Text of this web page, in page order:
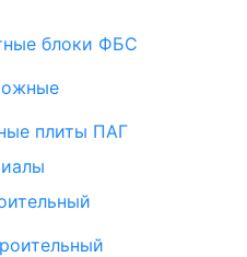
блоки ФБС
плиты ПАГ